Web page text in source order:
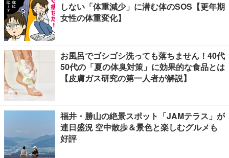
しない「体重減少」に潜む体のSOS【更年期
女性の体重変化】
お風呂でゴシゴシ洗っても落ちません！40代
50代の「夏の体臭対策」に効果的な食品とは
【皮膚ガス研究の第一人者が解説】
福井・勝山の絶景スポット「JAMテラス」が
連日盛況 空中散歩＆景色と楽しむグルメも
好評